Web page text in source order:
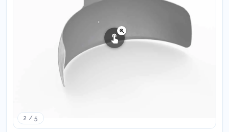
2 / 5